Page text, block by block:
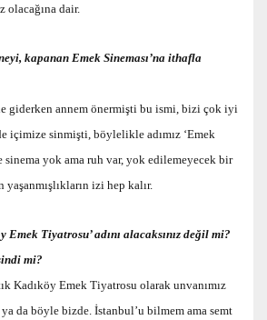
dair.
kapanan Emek Sineması’na ithafla
giderken annem önermişti bu ismi, bizi çok iyi
içimize sinmişti, böylelikle adımız ‘Emek
sinema yok ama ruh var, yok edilemeyecek bir
yaşanmışlıkların izi hep kalır.
Emek Tiyatrosu’ adını alacaksınız değil mi?
mi?
Kadıköy Emek Tiyatrosu olarak unvanımız
da böyle bizde. İstanbul’u bilmem ama semt